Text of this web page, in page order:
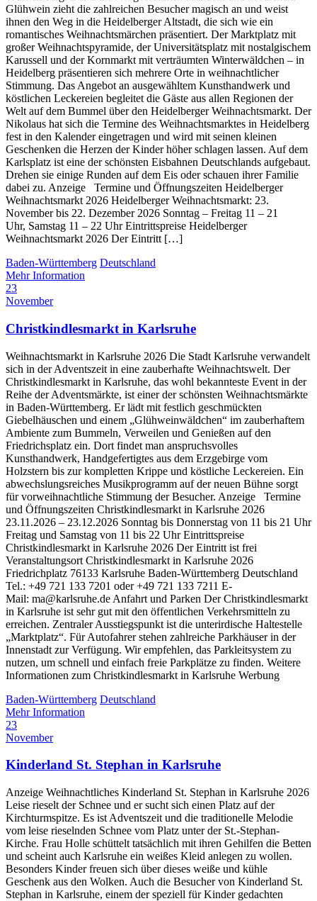
Glühwein zieht die zahlreichen Besucher magisch an und weist
ihnen den Weg in die Heidelberger Altstadt, die sich wie ein
romantisches Weihnachtsmärchen präsentiert. Der Marktplatz mit
großer Weihnachtspyramide, der Universitätsplatz mit nostalgischem
Karussell und der Kornmarkt mit verträumten Winterwäldchen – in
Heidelberg präsentieren sich mehrere Orte in weihnachtlicher
Stimmung. Das Angebot an ausgewähltem Kunsthandwerk und
köstlichen Leckereien begleitet die Gäste aus allen Regionen der
Welt auf dem Bummel über den Heidelberger Weihnachtsmarkt. Der
Nikolaus hat sich die Termine des Weihnachtsmarktes in Heidelberg
fest in den Kalender eingetragen und wird mit seinen kleinen
Geschenken die Herzen der Kinder höher schlagen lassen. Auf dem
Karlsplatz ist eine der schönsten Eisbahnen Deutschlands aufgebaut.
Drehen sie einige Runden auf dem Eis oder schauen ihrer Familie
dabei zu. Anzeige Termine und Öffnungszeiten Heidelberger
Weihnachtsmarkt 2026 Heidelberger Weihnachtsmarkt: 23.
November bis 22. Dezember 2026 Sonntag – Freitag 11 – 21
Uhr, Samstag 11 – 22 Uhr Eintrittspreise Heidelberger
Weihnachtsmarkt 2026 Der Eintritt […]
Baden-Württemberg Deutschland
Mehr Information
23
November
Christkindlesmarkt in Karlsruhe
Weihnachtsmarkt in Karlsruhe 2026 Die Stadt Karlsruhe verwandelt
sich in der Adventszeit in eine zauberhafte Weihnachtswelt. Der
Christkindlesmarkt in Karlsruhe, das wohl bekannteste Event in der
Reihe der Adventsmärkte, ist einer der schönsten Weihnachtsmärkte
in Baden-Württemberg. Er lädt mit festlich geschmückten
Giebelhäuschen und einem „Glühweinwäldchen“ im zauberhaftem
Ambiente zum Bummeln, Verweilen und Genießen auf den
Friedrichsplatz ein. Dort findet man anspruchsvolles
Kunsthandwerk, Handgefertigtes aus dem Erzgebirge vom
Holzstern bis zur kompletten Krippe und köstliche Leckereien. Ein
abwechslungsreiches Musikprogramm auf der neuen Bühne sorgt
für vorweihnachtliche Stimmung der Besucher. Anzeige Termine
und Öffnungszeiten Christkindlesmarkt in Karlsruhe 2026
23.11.2026 – 23.12.2026 Sonntag bis Donnerstag von 11 bis 21 Uhr
Freitag und Samstag von 11 bis 22 Uhr Eintrittspreise
Christkindlesmarkt in Karlsruhe 2026 Der Eintritt ist frei
Veranstaltungsort Christkindlesmarkt in Karlsruhe 2026
Friedrichplatz 76133 Karlsruhe Baden-Württemberg Deutschland
Tel.: +49 721 133 7201 oder +49 721 133 7211 E-
Mail: ma@karlsruhe.de Anfahrt und Parken Der Christkindlesmarkt
in Karlsruhe ist sehr gut mit den öffentlichen Verkehrsmitteln zu
erreichen. Zentraler Ausstiegspunkt ist die unterirdische Haltestelle
„Marktplatz“. Für Autofahrer stehen zahlreiche Parkhäuser in der
Innenstadt zur Verfügung. Wir empfehlen, das Parkleitsystem zu
nutzen, um schnell und einfach freie Parkplätze zu finden. Weitere
Informationen zum Christkindlesmarkt in Karlsruhe Werbung
Baden-Württemberg Deutschland
Mehr Information
23
November
Kinderland St. Stephan in Karlsruhe
Anzeige Weihnachtliches Kinderland St. Stephan in Karlsruhe 2026
Leise rieselt der Schnee und er sucht sich einen Platz auf der
Kirchturmspitze. Es ist Adventszeit und die traditionelle Melodie
vom leise rieselnden Schnee vom Platz unter der St.-Stephan-
Kirche. Frau Holle schüttelt tatsächlich mit ihren Gehilfen die Betten
und scheint auch Karlsruhe ein weißes Kleid anlegen zu wollen.
Besonders Kinder freuen sich über dieses weiße und kühle
Geschenk aus den Wolken. Auch die Besucher von Kinderland St.
Stephan in Karlsruhe, einem der speziell für Kinder gedachten